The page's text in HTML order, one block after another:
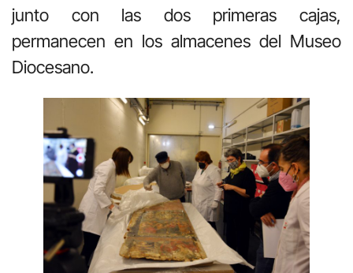
junto con las dos primeras cajas,
permanecen en los almacenes del Museo
Diocesano.